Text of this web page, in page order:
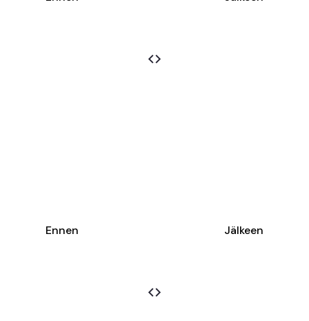
Ennen Jälkeen